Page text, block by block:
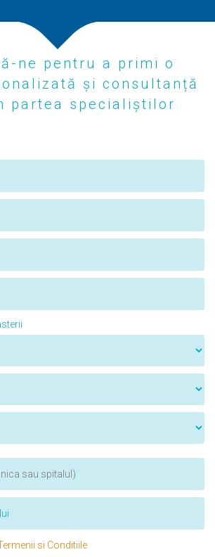
ne pentru a primi o
și consultanță
partea specialiștilor
si Conditiile